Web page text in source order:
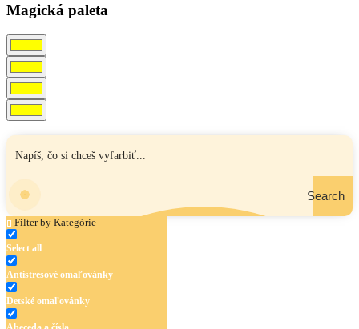
Magická paleta
Search
Filter by Kategórie
Select all
Antistresové omaľovánky
Detské omaľovánky